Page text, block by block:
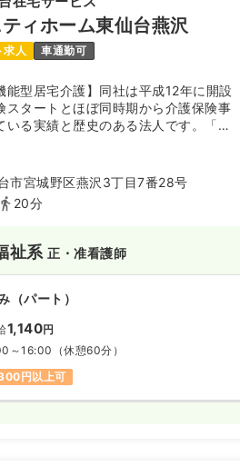
ィホーム東仙台燕沢
求人 車通勤可
能型居宅介護】同社は平成12年に開設
スタートとほぼ同時期から介護保険事
いる実績と歴史のある法人です。「地
合支援事業、認知症対応型共同生活介
サービス事業の展開、等、介護事業を
ざされた事業展開をされていらっしゃ
市宮城野区燕沢3丁目7番28号
20分
祉系正・准看護師
（パート）
1,140円
～16:00 （休憩60分）
円以上可